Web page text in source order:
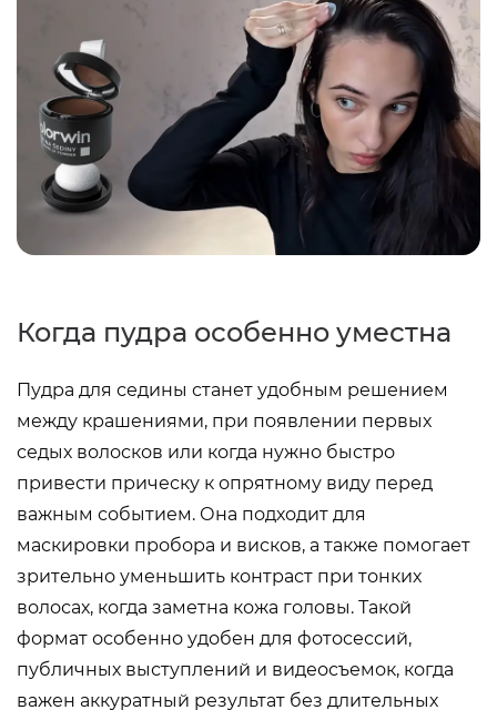
Когда пудра особенно уместна
Пудра для седины станет удобным решением
между крашениями, при появлении первых
седых волосков или когда нужно быстро
привести прическу к опрятному виду перед
важным событием. Она подходит для
маскировки пробора и висков, а также помогает
зрительно уменьшить контраст при тонких
волосах, когда заметна кожа головы. Такой
формат особенно удобен для фотосессий,
публичных выступлений и видеосъемок, когда
важен аккуратный результат без длительных